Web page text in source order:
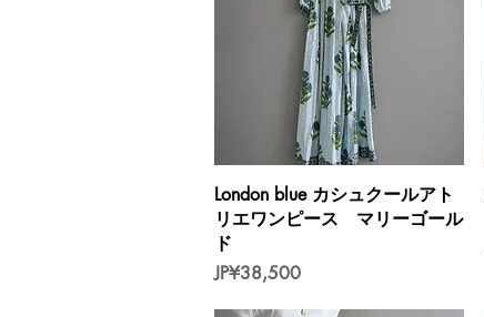
제품보기
London blue カシュクールアト
リエワンピース マリーゴール
ド
가격
JP¥38,500